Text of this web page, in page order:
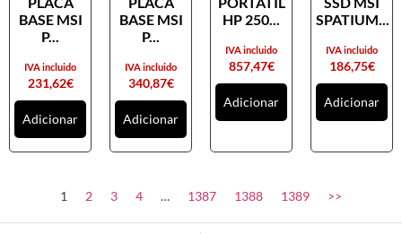
Placas gráficas
SAIS
Ventoínhas
Computadores
All-in-One
BASE MSI
P...
231,62€
IVA incluido
Adicionar
BASE MSI
P...
340,87€
IVA incluido
Adicionar
HP 250...
857,47€
IVA incluido
Adicionar
SPATIUM...
186,75€
IVA incluido
Adicionar
1 2 3 4 … 1387 1388 1389 >>